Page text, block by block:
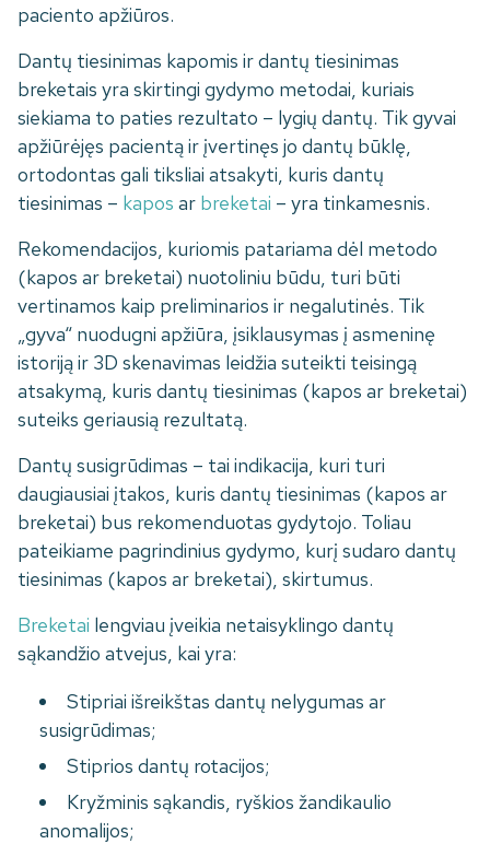
paciento apžiūros.
Dantų tiesinimas kapomis ir dantų tiesinimas
breketais yra skirtingi gydymo metodai, kuriais
siekiama to paties rezultato – lygių dantų. Tik gyvai
apžiūrėjęs pacientą ir įvertinęs jo dantų būklę,
ortodontas gali tiksliai atsakyti, kuris dantų
tiesinimas – kapos ar breketai – yra tinkamesnis.
Rekomendacijos, kuriomis patariama dėl metodo
(kapos ar breketai) nuotoliniu būdu, turi būti
vertinamos kaip preliminarios ir negalutinės. Tik
„gyva“ nuodugni apžiūra, įsiklausymas į asmeninę
istoriją ir 3D skenavimas leidžia suteikti teisingą
atsakymą, kuris dantų tiesinimas (kapos ar breketai)
suteiks geriausią rezultatą.
Dantų susigrūdimas – tai indikacija, kuri turi
daugiausiai įtakos, kuris dantų tiesinimas (kapos ar
breketai) bus rekomenduotas gydytojo. Toliau
pateikiame pagrindinius gydymo, kurį sudaro dantų
tiesinimas (kapos ar breketai), skirtumus.
Breketai lengviau įveikia netaisyklingo dantų
sąkandžio atvejus, kai yra:
Stipriai išreikštas dantų nelygumas ar
susigrūdimas;
Stiprios dantų rotacijos;
Kryžminis sąkandis, ryškios žandikaulio
anomalijos;